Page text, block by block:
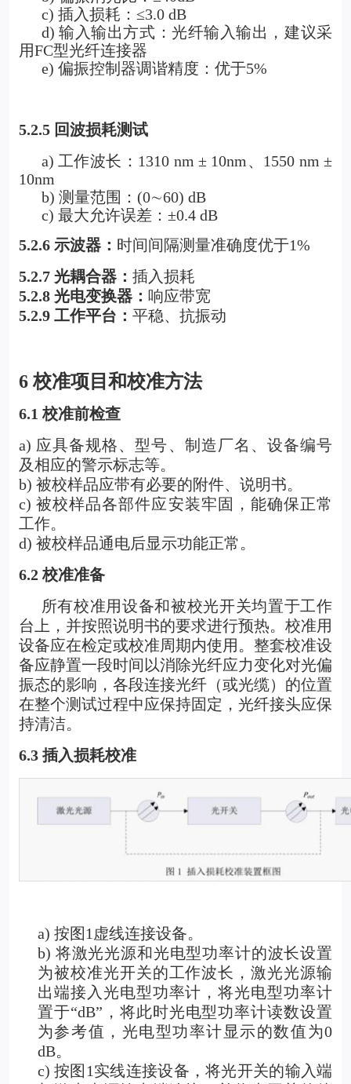
c) 插入损耗：≤3.0 dB
d)输入输出方式：光纤输入输出，建议采
用FC型光纤连接器
e) 偏振控制器调谐精度：优于5%
5.2.5 回波损耗测试
a) 工作波长：1310 nm ± 10nm、1550 nm ±
10nm
b) 测量范围：(0∼60) dB
c) 最大允许误差：±0.4 dB
5.2.6 示波器： 时间间隔测量准确度优于1%
5.2.7 光耦合器： 插入损耗
5.2.8 光电变换器： 响应带宽
5.2.9 工作平台： 平稳、抗振动
6校准项目和校准方法
6.1校准前检查
a) 应具备规格、型号、制造厂名、设备编号
及相应的警示标志等。
b) 被校样品应带有必要的附件、说明书。
c) 被校样品各部件应安装牢固，能确保正常
工作。
d) 被校样品通电后显示功能正常。
6.2校准准备
所有校准用设备和被校光开关均置于工作
台上，并按照说明书的要求进行预热。校准用
设备应在检定或校准周期内使用。整套校准设
备应静置一段时间以消除光纤应力变化对光偏
振态的影响，各段连接光纤（或光缆）的位置
在整个测试过程中应保持固定，光纤接头应保
持清洁。
6.3 插入损耗校准
a) 按图1虚线连接设备。
b) 将激光光源和光电型功率计的波长设置
为被校准光开关的工作波长，激光光源输
出端接入光电型功率计，将光电型功率计
置于“dB”，将此时光电型功率计读数设置
为参考值，光电型功率计显示的数值为0
dB。
c) 按图1实线连接设备，将光开关的输入端